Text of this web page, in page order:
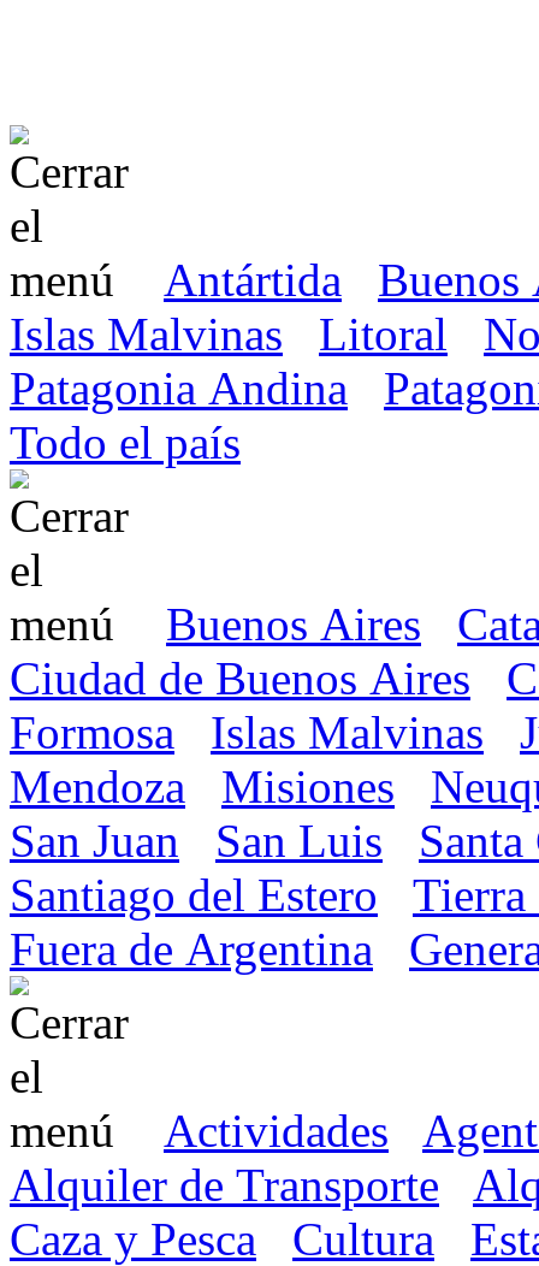
Antártida
Buenos
Islas Malvinas
Litoral
Patagonia Andina
Todo el país
Buenos Aires
Ciudad de Buenos Aires
Formosa
Islas Malvinas
Mendoza
Misiones
San Juan
San Luis
Santiago del Estero
Tierra
Fuera de Argentina
Actividades
Alquiler de Transporte
Caza y Pesca
Cultura